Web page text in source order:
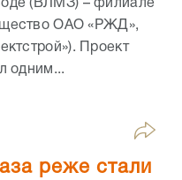
(ВЛМЗ) – филиале
ОАО «РЖД»,
Проект
одним...
реже стали